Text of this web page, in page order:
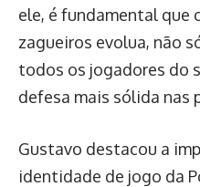
ele, é fundamental que
zagueiros evolua, não
todos os jogadores do
defesa mais sólida nas
Gustavo destacou a
identidade de jogo da